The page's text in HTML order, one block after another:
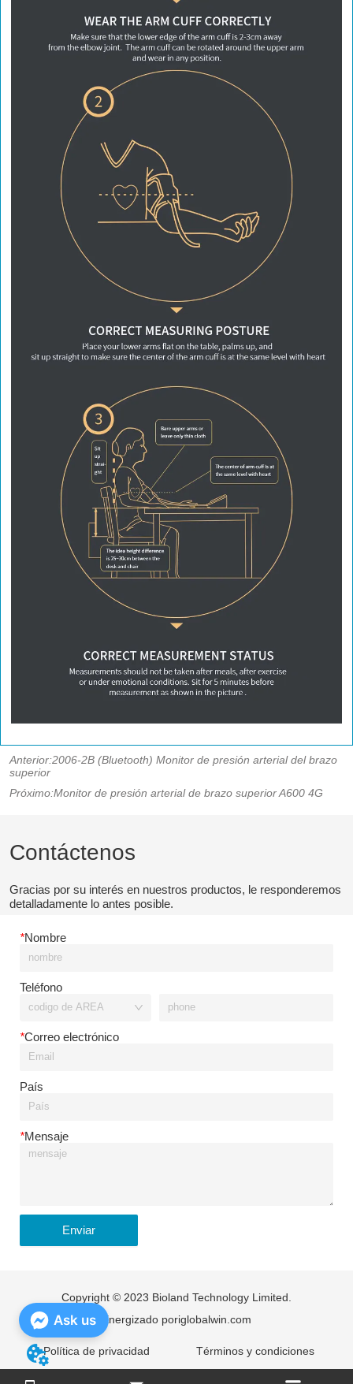
Anterior:2006-2B (Bluetooth) Monitor de presión arterial del brazo
superior
Próximo:Monitor de presión arterial de brazo superior A600 4G
Contáctenos
Gracias por su interés en nuestros productos, le responderemos
detalladamente lo antes posible.
*Nombre
Teléfono
*Correo electrónico
País
*Mensaje
Enviar
Copyright © 2023 Bioland Technology Limited.
Energizado poriglobalwin.com
Política de privacidad Términos y condiciones
Ask us